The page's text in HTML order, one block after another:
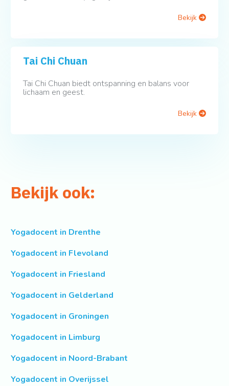
Bekijk
Tai Chi Chuan
Tai Chi Chuan biedt ontspanning en balans voor
lichaam en geest.
Bekijk
Bekijk ook:
Yogadocent in Drenthe
Yogadocent in Flevoland
Yogadocent in Friesland
Yogadocent in Gelderland
Yogadocent in Groningen
Yogadocent in Limburg
Yogadocent in Noord-Brabant
Yogadocent in Overijssel